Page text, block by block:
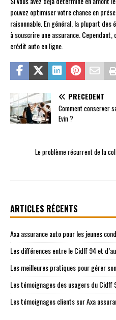
pouvez optimiser votre chance en
raisonnable. En général, la plupart
à souscrire une assurance.
crédit auto en ligne.
PRÉCÉDENT
Comment conserver
Evin ?
Le problème récurrent de la
ARTICLES RÉCENTS
Axa assurance auto pour les jeunes
Les différences entre le Cidff 94 et
Les meilleures pratiques pour gérer
Les témoignages des usagers du Cidff
Les témoignages clients sur Axa